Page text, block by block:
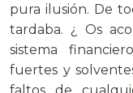
pura ilusión. De
tardaba. ¿ Os
sistema
fuertes y